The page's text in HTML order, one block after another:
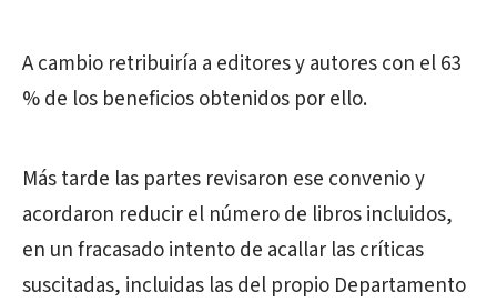
A cambio retribuiría a editores y autores con el 63
% de los beneficios obtenidos por ello.
Más tarde las partes revisaron ese convenio y
acordaron reducir el número de libros incluidos,
en un fracasado intento de acallar las críticas
suscitadas, incluidas las del propio Departamento